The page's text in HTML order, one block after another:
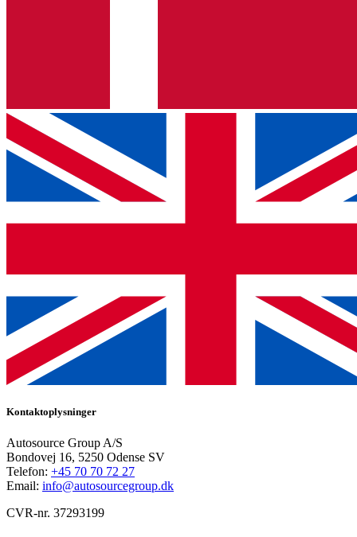
Kontaktoplysninger
Autosource Group A/S
Bondovej 16, 5250 Odense SV
Telefon: +45 70 70 72 27
Email: info@autosourcegroup.dk
CVR-nr. 37293199